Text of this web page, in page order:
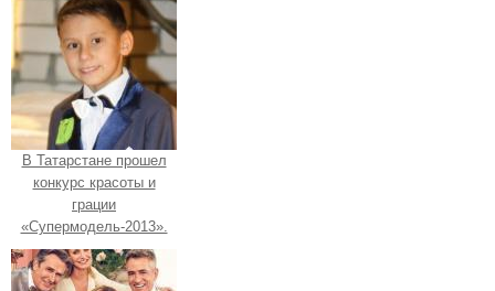
В Татарстане прошел
конкурс красоты и
грации
«Супермодель-2013».